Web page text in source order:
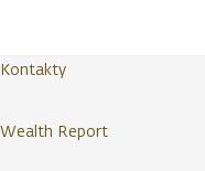
Kontakty
Wealth Report